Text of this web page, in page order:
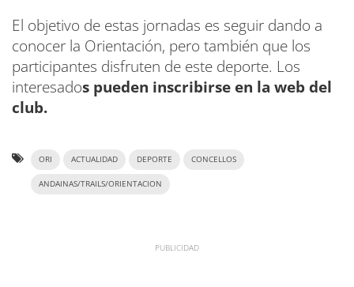
El objetivo de estas jornadas es seguir dando a
conocer la Orientación, pero también que los
participantes disfruten de este deporte. Los
interesados pueden inscribirse en la web del
club.
ORI ACTUALIDAD DEPORTE CONCELLOS
ANDAINAS/TRAILS/ORIENTACION